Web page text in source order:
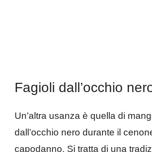
Fagioli dall’occhio
Un’altra usanza è quella di
dall’occhio nero durante il
capodanno. Si tratta di una